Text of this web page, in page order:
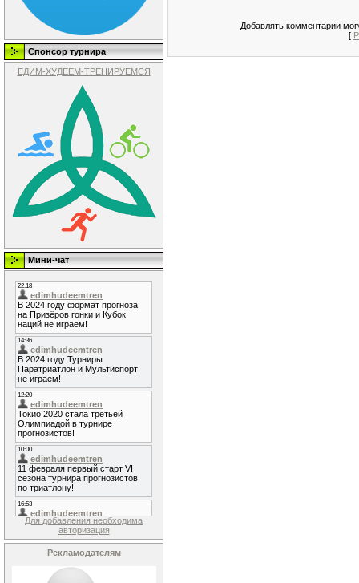
Спонсор турнира
ЕДИМ-ХУДЕЕМ-ТРЕНИРУЕМСЯ
Мини-чат
Для добавления необходима
авторизация
Рекламодателям
Добавлять комментарии
[